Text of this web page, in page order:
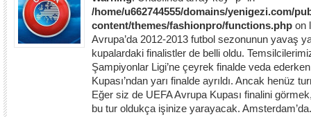
/home/u662744555/domains/yenigezi.com/
content/themes/fashionpro/functions.php on
Avrupa’da 2012-2013 futbol sezonunun yavaş
kupalardaki finalistler de belli oldu.
Şampiyonlar Ligi’ne çeyrek finalde veda
Kupası’ndan yarı finalde ayrıldı. Ancak henüz
Eğer siz de UEFA Avrupa Kupası finalini
bu tur oldukça işinize yarayacak.